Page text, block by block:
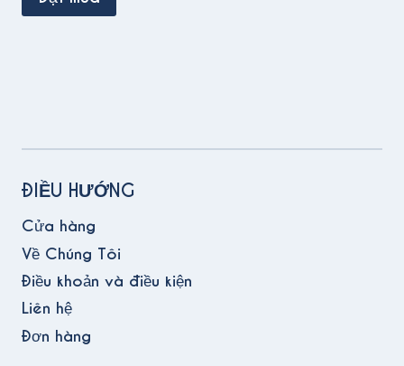
ĐIỀU HƯỚNG
Cửa hàng
Về Chúng Tôi
Điều khoản và điều kiện
Liên hệ
Đơn hàng